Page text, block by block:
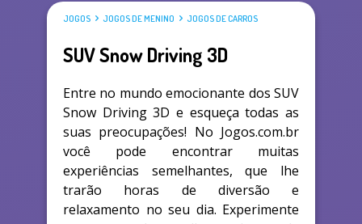
JOGOS JOGOS DE MENINO JOGOS DE CARROS
SUV Snow Driving 3D
Entre no mundo emocionante dos SUV
Snow Driving 3D e esqueça todas as
suas preocupações! No Jogos.com.br
você pode encontrar muitas
experiências semelhantes, que lhe
trarão horas de diversão e
relaxamento no seu dia. Experimente